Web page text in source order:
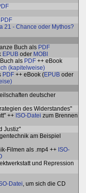
PDF
21 - Chance oder Mythos?
Buch als PDF
EPUB oder MOBI
als PDF ++ eBook
(kapitelweise)
PDF ++ eBook (EPUB oder
deutscher
des Widerstandes"
++ ISO-Datei zum Brennen
Justiz"
am Beispiel
Filmen als .mp4 ++ ISO-
und Repression
Datei, um sich die CD